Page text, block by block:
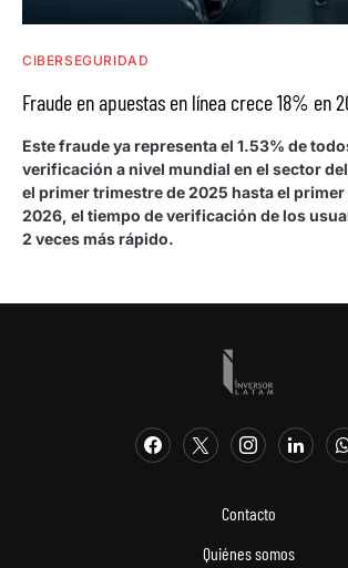
CIBERSEGURIDAD
Fraude en apuestas en línea crece 18% en
Este fraude ya representa el 1.53% de
verificación a nivel mundial en el sector
el primer trimestre de 2025 hasta el
2026, el tiempo de verificación de los
2 veces más rápido.
Contacto
Quiénes somos